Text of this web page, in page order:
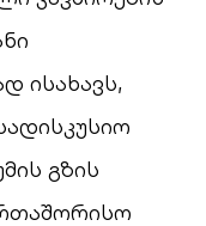
ისახავს,
გზის